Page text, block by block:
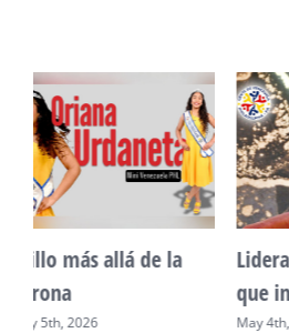
Unidad, cultura y
desarrollo comunitario
May 2nd, 2026 May